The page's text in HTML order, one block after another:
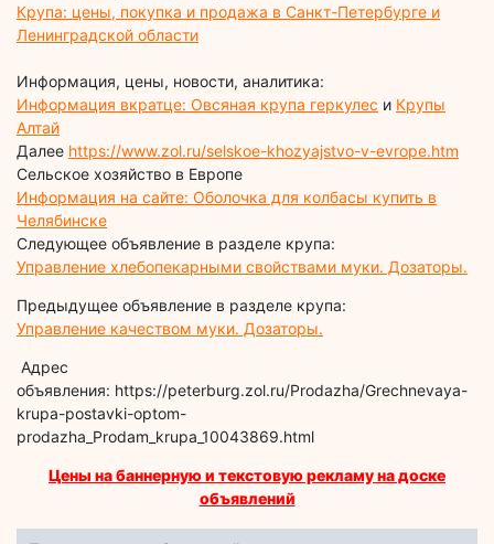
Крупа: цены, покупка и продажа в Санкт-Петербурге и
Ленинградской области
Информация, цены, новости, аналитика:
Информация вкратце: Овсяная крупа геркулес и Крупы
Алтай
Далее https://www.zol.ru/selskoe-khozyajstvo-v-evrope.htm
Сельское хозяйство в Европе
Информация на сайте: Оболочка для колбасы купить в
Челябинске
Следующее объявление в разделе крупа:
Управление хлебопекарными свойствами муки. Дозаторы.
Предыдущее объявление в разделе крупа:
Управление качеством муки. Дозаторы.
Адрес
объявления: https://peterburg.zol.ru/Prodazha/Grechnevaya-
krupa-postavki-optom-
prodazha_Prodam_krupa_10043869.html
Цены на баннерную и текстовую рекламу на доске
объявлений